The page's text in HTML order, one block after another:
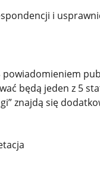
i
powiadomieniem
będą jeden z 5
znajdą się